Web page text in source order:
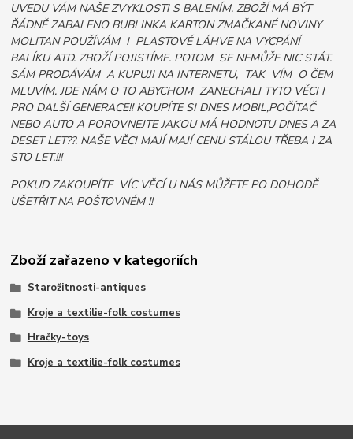
UVEDU VÁM NAŠE ZVYKLOSTI S BALENÍM. ZBOŽÍ MÁ BÝT
ŘÁDNĚ ZABALENO BUBLINKA KARTON ZMAČKANÉ NOVINY
MOLITAN POUŽÍVÁM I PLASTOVÉ LÁHVE NA VYCPÁNÍ
BALÍKU ATD. ZBOŽÍ POJISTÍME. POTOM SE NEMŮŽE NIC STÁT.
SÁM PRODÁVÁM A KUPUJI NA INTERNETU, TAK VÍM O ČEM
MLUVÍM. JDE NÁM O TO ABYCHOM ZANECHALI TYTO VĚCI I
PRO DALŠÍ GENERACE!! KOUPÍTE SI DNES MOBIL,POČÍTAČ
NEBO AUTO A POROVNEJTE JAKOU MÁ HODNOTU DNES A ZA
DESET LET??. NAŠE VĚCI MAJÍ MAJÍ CENU STÁLOU TŘEBA I ZA
STO LET.!!!
POKUD ZAKOUPÍTE VÍC VĚCÍ U NÁS MŮŽETE PO DOHODĚ
UŠETŘIT NA POŠTOVNÉM !!
Zboží zařazeno v kategoriích
Starožitnosti-antiques
Kroje a textilie-folk costumes
Hračky-toys
Kroje a textilie-folk costumes